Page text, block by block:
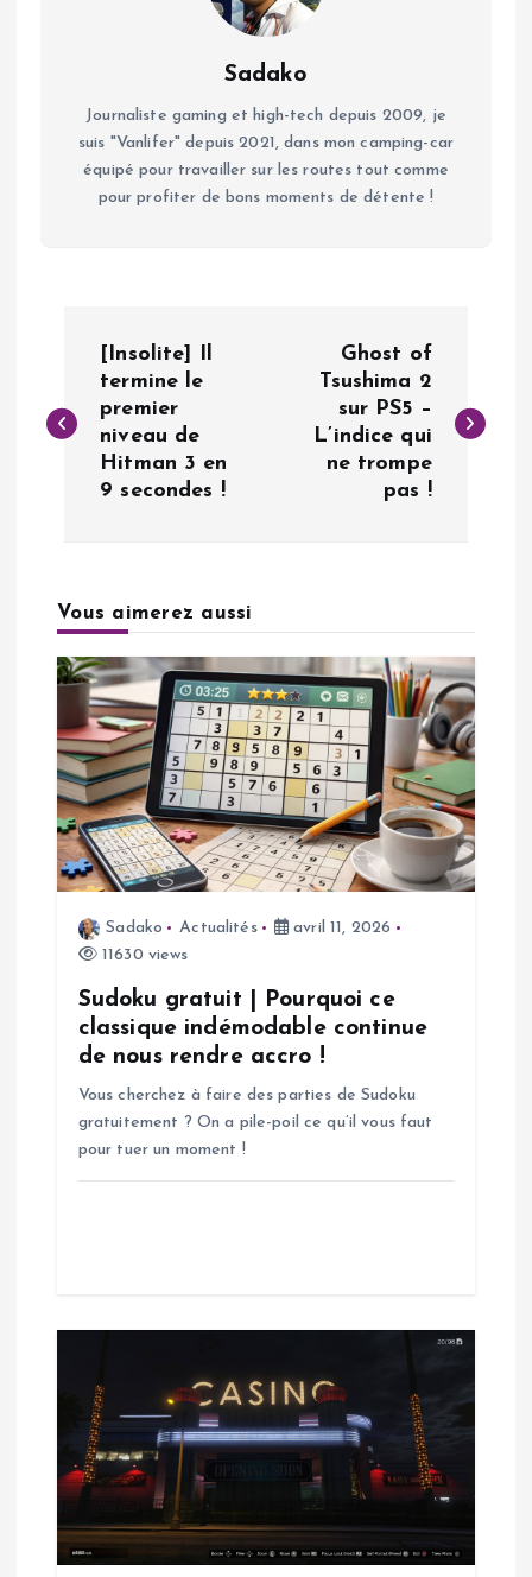
Sadako
Journaliste gaming et high-tech depuis 2009, je
suis "Vanlifer" depuis 2021, dans mon camping-car
équipé pour travailler sur les routes tout comme
pour profiter de bons moments de détente !
v
a
t
o
n
e
[Insolite] Il
termine le
premier
niveau de
Hitman 3 en
9 secondes !
Ghost of
Tsushima 2
sur PS5 –
L’indice qui
ne trompe
pas !
Vous aimerez aussi
Sadako Actualités
avril 11, 2026
11630 views
Sudoku gratuit | Pourquoi ce
classique indémodable continue
de nous rendre accro !
Vous cherchez à faire des parties de Sudoku
gratuitement ? On a pile-poil ce qu’il vous faut
pour tuer un moment !